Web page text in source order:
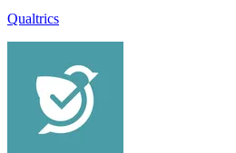
Qualtrics